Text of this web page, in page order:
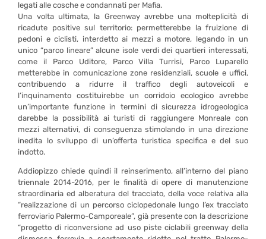
legati alle cosche e condannati per Mafia.
Una volta ultimata, la Greenway avrebbe una molteplicità di
ricadute positive sul territorio: permetterebbe la fruizione di
pedoni e ciclisti, interdetto ai mezzi a motore, legando in un
unico “parco lineare” alcune isole verdi dei quartieri interessati,
come il Parco Uditore, Parco Villa Turrisi, Parco Luparello
metterebbe in comunicazione zone residenziali, scuole e uffici,
contribuendo a ridurre il traffico degli autoveicoli e
l’inquinamento costituirebbe un corridoio ecologico avrebbe
un’importante funzione in termini di sicurezza idrogeologica
darebbe la possibilità ai turisti di raggiungere Monreale con
mezzi alternativi, di conseguenza stimolando in una direzione
inedita lo sviluppo di un’offerta turistica specifica e del suo
indotto.
Addiopizzo chiede quindi il reinserimento, all’interno del piano
triennale 2014-2016, per le finalità di opere di manutenzione
straordinaria ed alberatura del tracciato, della voce relativa alla
“realizzazione di un percorso ciclopedonale lungo l’ex tracciato
ferroviario Palermo-Camporeale”, già presente con la descrizione
“progetto di riconversione ad uso piste ciclabili greenway della